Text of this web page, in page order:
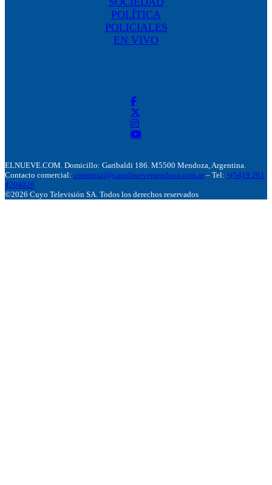
POLÍTICA
POLICIALES
EN VIVO
ELNUEVE.COM. Domicillo: Garibaldi 186. M5500 Mendoza, Argentina.
Contacto comercial: comercial@canalnuevemendoza.com.ar – Tel: +(54) 9 261
4204020
©2026 Cuyo Televisión SA. Todos los derechos reservados